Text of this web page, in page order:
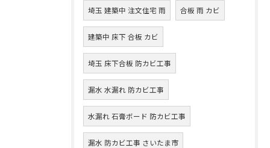
埼玉 建築中 注文住宅 雨 合板 雨 カビ
建築中 床下 合板 カビ
埼玉 床下合板 防カビ工事
漏水 水漏れ 防カビ工事
水漏れ 石膏ボード 防カビ工事
漏水 防カビ工事 さいたま市